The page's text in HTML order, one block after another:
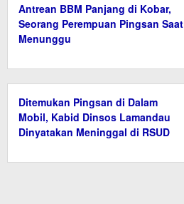
Antrean BBM Panjang di Kobar,
Seorang Perempuan Pingsan Saat
Menunggu
Ditemukan Pingsan di Dalam
Mobil, Kabid Dinsos Lamandau
Dinyatakan Meninggal di RSUD